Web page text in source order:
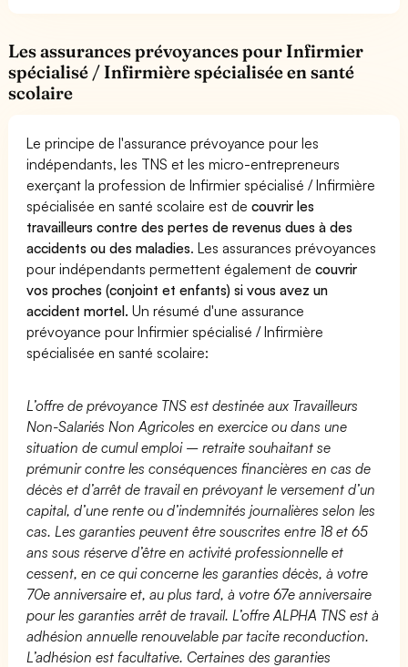
Les assurances prévoyances pour Infirmier
spécialisé / Infirmière spécialisée en santé
scolaire
Le principe de l'assurance prévoyance pour les
indépendants, les TNS et les micro-entrepreneurs
exerçant la profession de Infirmier spécialisé / Infirmière
spécialisée en santé scolaire est decouvrir les
travailleurs contre des pertes de revenus dues à des
accidents ou des maladies. Les assurances prévoyances
pour indépendants permettent également decouvrir
vos proches (conjoint et enfants) si vous avez un
accident mortel. Un résumé d'une assurance
prévoyance pour Infirmier spécialisé / Infirmière
spécialisée en santé scolaire:
L’offre de prévoyance TNS est destinée aux Travailleurs
Non-Salariés Non Agricoles en exercice ou dans une
situation de cumul emploi – retraite souhaitant se
prémunir contre les conséquences financières en cas de
décès et d’arrêt de travail en prévoyant le versement d’un
capital, d’une rente ou d’indemnités journalières selon les
cas. Les garanties peuvent être souscrites entre 18 et 65
ans sous réserve d’être en activité professionnelle et
cessent, en ce qui concerne les garanties décès, à votre
70e anniversaire et, au plus tard, à votre 67e anniversaire
pour les garanties arrêt de travail. L’offre ALPHA TNS est à
adhésion annuelle renouvelable par tacite reconduction.
L’adhésion est facultative. Certaines des garanties